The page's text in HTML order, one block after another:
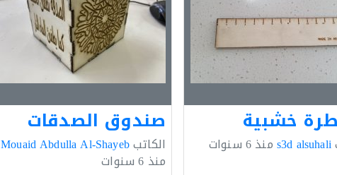
خشبية
s3d alsuhaliمنذ6 سنوات
صندوق الصدقات
الكاتبMouaid Abdulla Al-Shayeb
منذ 6 سنوات